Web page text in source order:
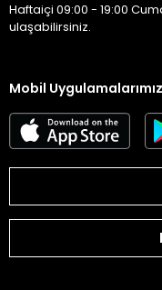
Haftaiçi 09:00 - 19:00
ulaşabilirsiniz.
Mobil Uygulamalarımız